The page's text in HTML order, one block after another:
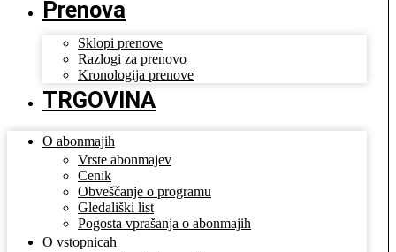
Prenova
Sklopi prenove
Razlogi za prenovo
Kronologija prenove
TRGOVINA
O abonmajih
Vrste abonmajev
Cenik
Obveščanje o programu
Gledališki list
Pogosta vprašanja o abonmajih
O vstopnicah